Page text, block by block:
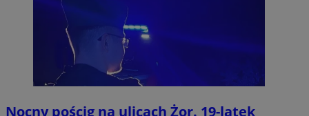
Nocny pościg na ulicach Żor. 19-latek